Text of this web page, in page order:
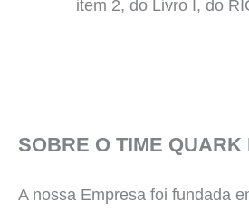
item 2, do Livro I, do
SOBRE O TIME
A nossa Empresa foi fundada